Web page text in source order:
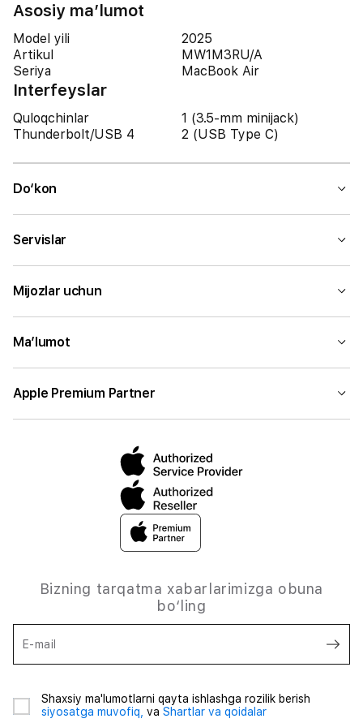
Asosiy ma’lumot
Model yili
2025
Artikul
MW1M3RU/A
Seriya
MacBook Air
Interfeyslar
Quloqchinlar
1 (3.5-mm minijack)
Thunderbolt/USB 4
2 (USB Type C)
Do‘kon
Servislar
Mijozlar uchun
Ma’lumot
Apple Premium Partner
Bizning tarqatma xabarlarimizga obuna
bo‘ling
E-mail
Shaxsiy ma'lumotlarni qayta ishlashga rozilik berish
siyosatga muvofiq, va Shartlar va qoidalar